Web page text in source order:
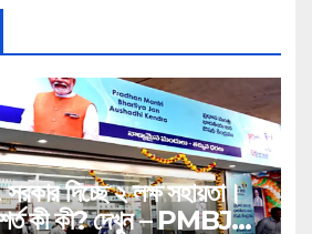
দিচ্ছে ২ লক্ষ সহায়তা।
শর্ত কী কী? দেখুন – PMBJP